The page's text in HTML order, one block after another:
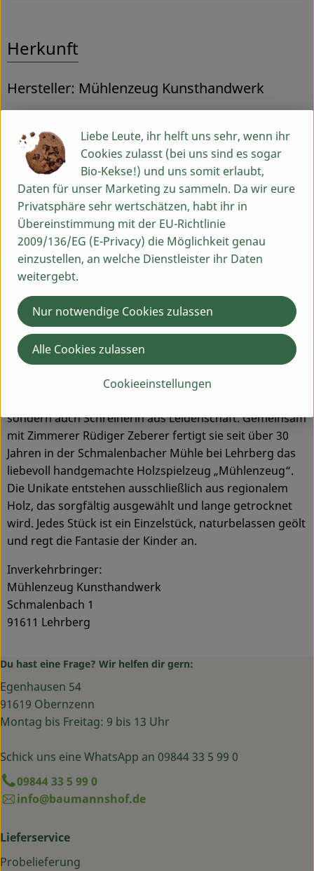
Herkunft
Hersteller: Mühlenzeug Kunsthandwerk
Handgemachtes Holzspielzeug aus der Region
sondern auch Schreinerin aus Leidenschaft. Gemeinsam
mit Zimmerer Rüdiger Zeberer fertigt sie seit über 30
Jahren in der Schmalenbacher Mühle bei Lehrberg das
liebevoll handgemachte Holzspielzeug „Mühlenzeug“.
Die Unikate entstehen ausschließlich aus regionalem
Holz, das sorgfältig ausgewählt und lange getrocknet
wird. Jedes Stück ist ein Einzelstück, naturbelassen geölt
und regt die Fantasie der Kinder an.
Inverkehrbringer:
Mühlenzeug Kunsthandwerk
Schmalenbach 1
91611 Lehrberg
Du hast eine Frage? Wir helfen dir gern:
Egenhausen 54
91619 Obernzenn
Montag bis Freitag: 9 bis 13 Uhr
Schick uns eine WhatsApp an 09844 33 5 99 0
09844 33 5 99 0
info@baumannshof.de
Lieferservice
Probelieferung
Liebe Leute, ihr helft uns sehr, wenn ihr
Cookies zulasst (bei uns sind es sogar
Bio-Kekse!) und uns somit erlaubt,
Daten für unser Marketing zu sammeln. Da wir eure
Privatsphäre sehr wertschätzen, habt ihr in
Übereinstimmung mit der EU-Richtlinie
2009/136/EG (E-Privacy) die Möglichkeit genau
einzustellen, an welche Dienstleister ihr Daten
weitergebt.
Cookieeinstellungen
Nur notwendige Cookies zulassen
Alle Cookies zulassen